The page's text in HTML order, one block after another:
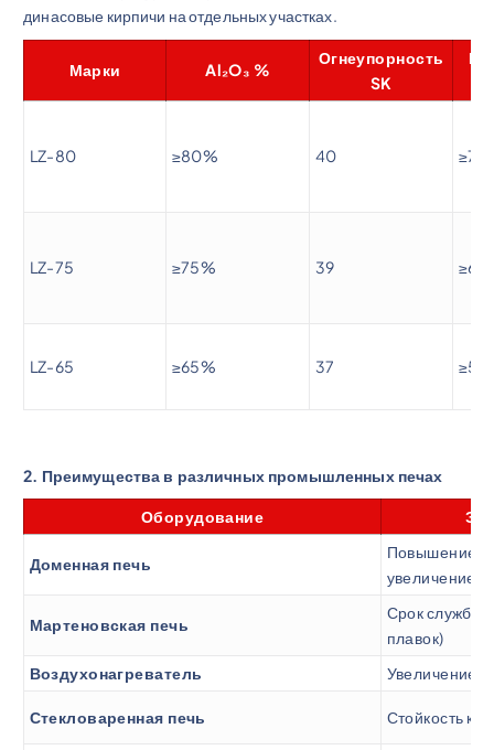
динасовые кирпичи на отдельных участках.
Марки Al₂O₃ %
Огнеупорность
SK
LZ-80 ≥80% 40 ≥70
LZ-75 ≥75% 39 ≥60
LZ-65 ≥65% 37 ≥50
2. Преимущества в различных промышленных печах
Оборудование
Доменная печь
Повышение
увеличение
Мартеновская печь
Срок службы
плавок)
Воздухонагреватель
Увеличение
Стекловаренная печь Стойкость к